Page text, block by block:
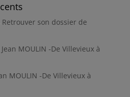
Retrouver son dossier de
Jean MOULIN -De Villevieux à
MOULIN -De Villevieux à